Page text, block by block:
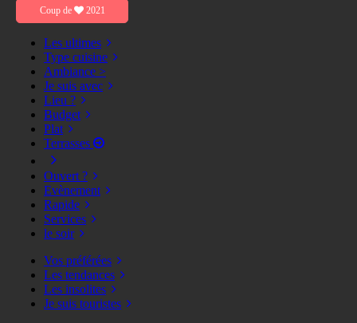
Coup de 2021
Les ultimes
Type cuisine
Ambiance >
Je suis avec
Lieu ?
Budget
Plat
Terrasses
Ouvert ?
Evènement
Rapide
Services
le soir
Vos préférées
Les tendances
Les insolites
Je suis touristes